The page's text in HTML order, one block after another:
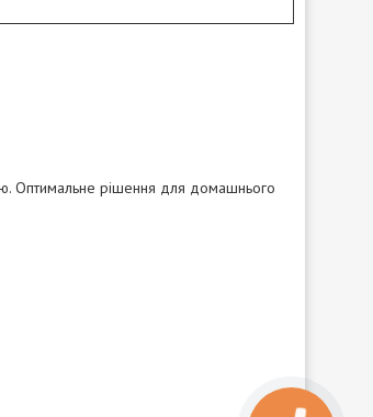
Оптимальне рішення для домашнього